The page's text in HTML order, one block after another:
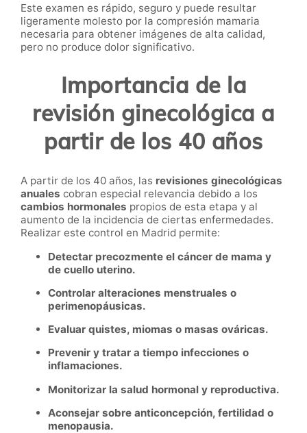
Este examen es rápido, seguro y puede resultar
ligeramente molesto por la compresión mamaria
necesaria para obtener imágenes de alta calidad,
pero no produce dolor significativo.
Importancia de la
revisión ginecológica a
partir de los 40 años
A partir de los 40 años, las revisiones ginecológicas
anuales cobran especial relevancia debido a los
cambios hormonales propios de esta etapa y al
aumento de la incidencia de ciertas enfermedades.
Realizar este control en Madrid permite:
Detectar precozmente el cáncer de mama y
de cuello uterino.
Controlar alteraciones menstruales o
perimenopáusicas.
Evaluar quistes, miomas o masas ováricas.
Prevenir y tratar a tiempo infecciones o
inflamaciones.
Monitorizar la salud hormonal y reproductiva.
Aconsejar sobre anticoncepción, fertilidad o
menopausia.